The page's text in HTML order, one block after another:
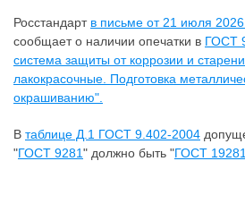
Росстандарт в письме от 21 июля
сообщает о наличии опечатки в ГОСТ
система защиты от коррозии и
лакокрасочные. Подготовка
окрашиванию".
В таблице Д.1 ГОСТ 9.402-2004
"ГОСТ 9281" должно быть "ГОСТ 19281